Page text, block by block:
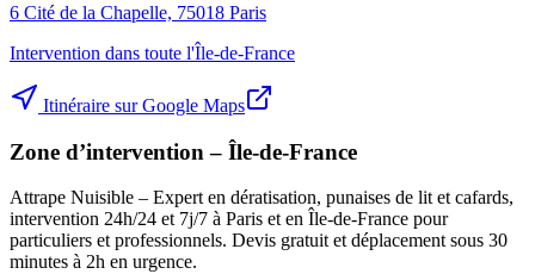
6 Cité de la Chapelle, 75018 Paris
Intervention dans toute l'Île-de-France
Itinéraire sur Google Maps
Zone d’intervention – Île-de-France
Attrape Nuisible – Expert en dératisation, punaises de lit et cafards,
intervention 24h/24 et 7j/7 à Paris et en Île-de-France pour
particuliers et professionnels. Devis gratuit et déplacement sous 30
minutes à 2h en urgence.